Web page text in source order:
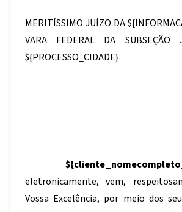
MERITÍSSIMO JUÍZO DA
VARA FEDERAL DA SUBSEÇÃO
${PROCESSO_CIDADE}
eletronicamente, vem,
Vossa Excelência, por meio dos